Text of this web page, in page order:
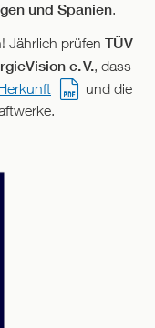
und Spanien.
Jährlich prüfen TÜV
e.V., dass
und die